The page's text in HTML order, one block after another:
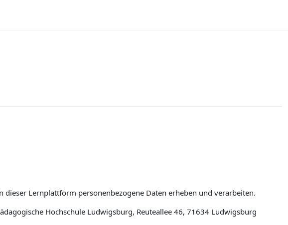
Lernplattform personenbezogene Daten erheben und verarbeiten.
Hochschule Ludwigsburg, Reuteallee 46, 71634 Ludwigsburg